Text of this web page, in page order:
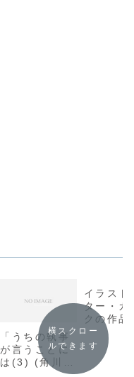
「うちの執事
が言うことに
は(3) (角川文
庫) / 高里椎
イラスト
ター・カ
クの作品
まとめ
横スクロー
ルできます